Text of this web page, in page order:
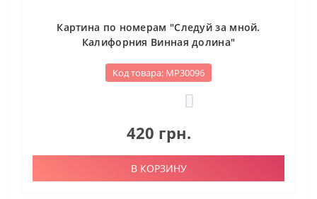
Картина по номерам "Следуй за мной.
Калифорния Винная долина"
Код товара: МР30096
420 грн.
В КОРЗИНУ